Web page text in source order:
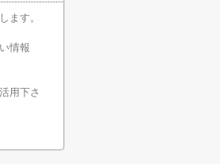
ます。
情報
用下さ